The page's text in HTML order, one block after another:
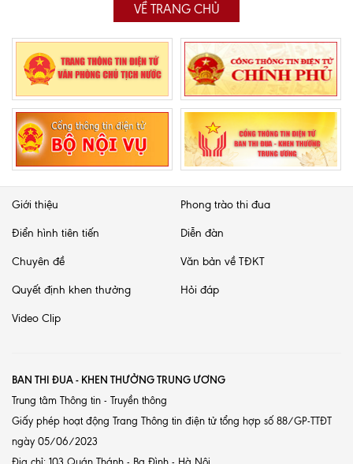
VỀ TRANG CHỦ
Giới thiệu Phong trào thi đua
Điển hình tiên tiến Diễn đàn
Chuyên đề Văn bản về TĐKT
Quyết định khen thưởng Hỏi đáp
Video Clip
BAN THI ĐUA - KHEN THƯỞNG TRUNG ƯƠNG
Trung tâm Thông tin - Truyền thông
Giấy phép hoạt động Trang Thông tin điện tử tổng hợp số 88/GP-TTĐT
ngày 05/06/2023